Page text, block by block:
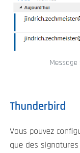
Thunderbird
Vous pouvez
que des